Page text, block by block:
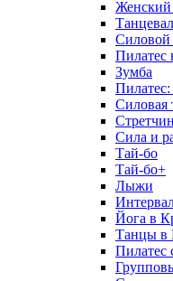
Женский
Силовой
Пилатес
Зумба
Пилатес:
Силовая
Сила и
Тай-бо
Тай-бо+
Лыжи
Йога в
Танцы в
Пилатес